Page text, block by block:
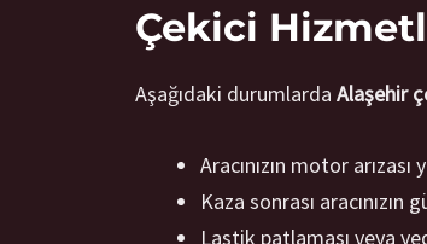
Çekici
Aşağıdaki durumlarda Alaşehir
Aracınızın motor arızası
Kaza sonrası
Lastik patlaması veya